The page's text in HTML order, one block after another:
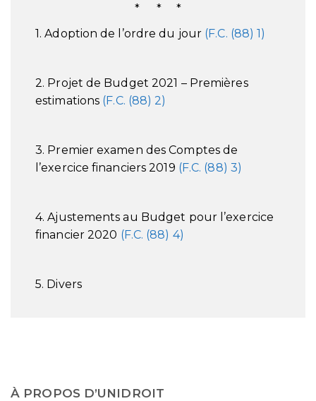
* * *
1. Adoption de l’ordre du jour (F.C. (88) 1)
2. Projet de Budget 2021 – Premières
estimations (F.C. (88) 2)
3. Premier examen des Comptes de
l’exercice financiers 2019 (F.C. (88) 3)
4. Ajustements au Budget pour l’exercice
financier 2020 (F.C. (88) 4)
5. Divers
À PROPOS D’UNIDROIT